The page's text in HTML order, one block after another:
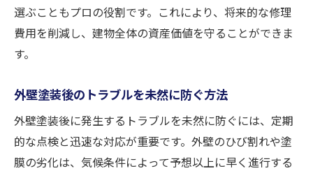
選ぶこともプロの役割です。これにより、将来的な修理
費用を削減し、建物全体の資産価値を守ることができま
す。
外壁塗装後のトラブルを未然に防ぐ方法
外壁塗装後に発生するトラブルを未然に防ぐには、定期
的な点検と迅速な対応が重要です。外壁のひび割れや塗
膜の劣化は、気候条件によって予想以上に早く進行する